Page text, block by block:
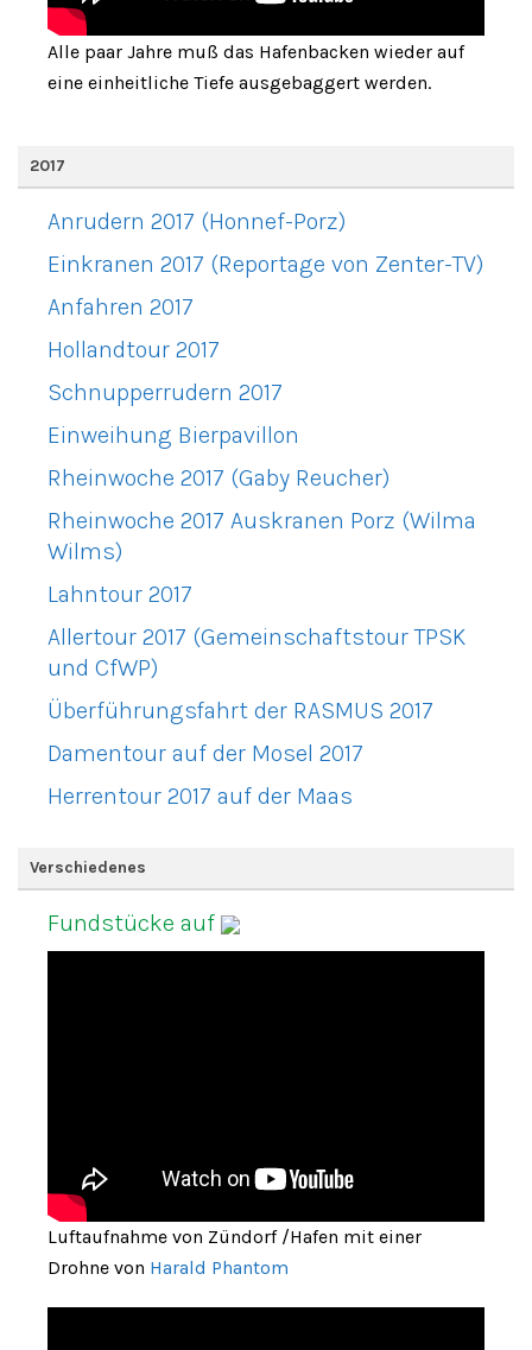
Alle paar Jahre muß das Hafenbacken wieder auf
eine einheitliche Tiefe ausgebaggert werden.
2017
Anrudern 2017 (Honnef-Porz)
Einkranen 2017 (Reportage von Zenter-TV)
Anfahren 2017
Hollandtour 2017
Schnupperrudern 2017
Einweihung Bierpavillon
Rheinwoche 2017 (Gaby Reucher)
Rheinwoche 2017 Auskranen Porz (Wilma
Wilms)
Lahntour 2017
Allertour 2017 (Gemeinschaftstour TPSK
und CfWP)
Überführungsfahrt der RASMUS 2017
Damentour auf der Mosel 2017
Herrentour 2017 auf der Maas
Verschiedenes
Fundstücke auf
Luftaufnahme von Zündorf /Hafen mit einer
Drohne von Harald Phantom